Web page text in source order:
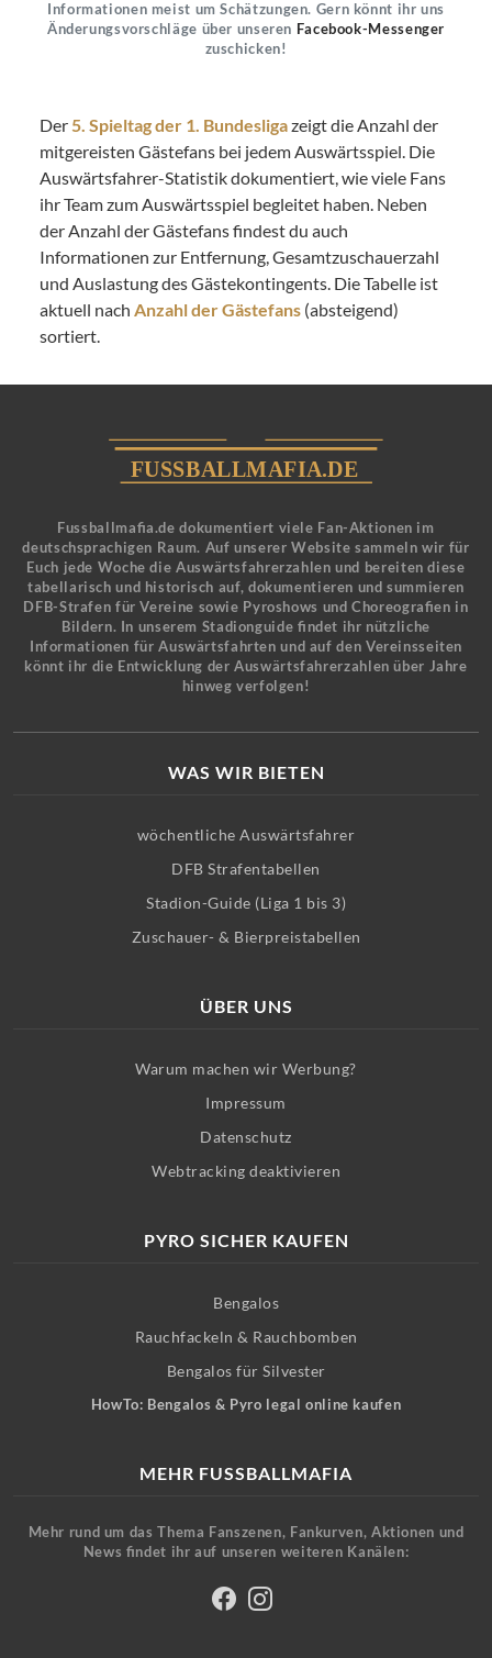
Informationen meist um Schätzungen. Gern könnt ihr uns
Änderungsvorschläge über unseren Facebook-Messenger
zuschicken!
Der5. Spieltag der 1. Bundesligazeigt die Anzahl der
mitgereisten Gästefans bei jedem Auswärtsspiel. Die
Auswärtsfahrer-Statistik dokumentiert, wie viele Fans
ihr Team zum Auswärtsspiel begleitet haben. Neben
der Anzahl der Gästefans findest du auch
Informationen zur Entfernung, Gesamtzuschauerzahl
und Auslastung des Gästekontingents. Die Tabelle ist
aktuell nach Anzahl der Gästefans (absteigend)
sortiert.
Fussballmafia.de dokumentiert viele Fan-Aktionen im
deutschsprachigen Raum. Auf unserer Website sammeln wir für
Euch jede Woche die Auswärtsfahrerzahlen und bereiten diese
tabellarisch und historisch auf, dokumentieren und summieren
DFB-Strafen für Vereine sowie Pyroshows und Choreografien in
Bildern. In unserem Stadionguide findet ihr nützliche
Informationen für Auswärtsfahrten und auf den Vereinsseiten
könnt ihr die Entwicklung der Auswärtsfahrerzahlen über Jahre
hinweg verfolgen!
WAS WIR BIETEN
wöchentliche Auswärtsfahrer
DFB Strafentabellen
Stadion-Guide (Liga 1 bis 3)
Zuschauer- & Bierpreistabellen
ÜBER UNS
Warum machen wir Werbung?
Impressum
Datenschutz
Webtracking deaktivieren
PYRO SICHER KAUFEN
Bengalos
Rauchfackeln & Rauchbomben
Bengalos für Silvester
HowTo: Bengalos & Pyro legal online kaufen
MEHR FUSSBALLMAFIA
Mehr rund um das Thema Fanszenen, Fankurven, Aktionen und
News findet ihr auf unseren weiteren Kanälen: